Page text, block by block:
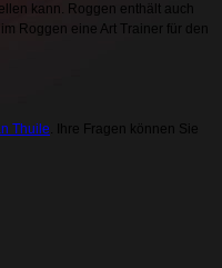
kann. Roggen enthält auch
im Roggen eine Art Trainer für den
Thuile. Ihre Fragen können Sie